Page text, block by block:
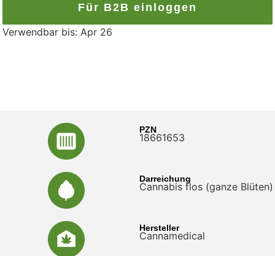
Für B2B einloggen
Verwendbar bis: Apr 26
PZN
18661653
Darreichung
Cannabis flos (ganze Blüten)
Hersteller
Cannamedical